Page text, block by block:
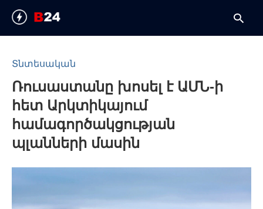
Տնտեսական
Ռուսաստանը խոսել է ԱՄՆ-ի
հետ Արկտիկայում
համագործակցության
պլանների մասին